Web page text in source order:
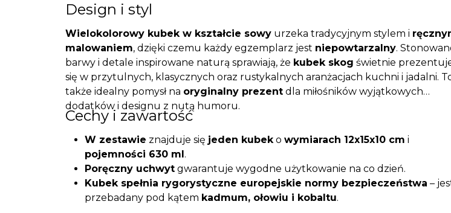
Design i styl
Wielokolorowy kubek w kształcie sowy urzeka tradycyjnym stylem i
malowaniem, dzięki czemu każdy egzemplarz jest niepowtarzalny.
barwy i detale inspirowane naturą sprawiają, że kubek skog świetnie
się w przytulnych, klasycznych oraz rustykalnych aranżacjach kuchni i jadalni.
także idealny pomysł na oryginalny prezent dla miłośników wyjątkowych
dodatków i designu z nutą humoru.
Cechy i zawartość
W zestawie znajduje się jeden kubeko wymiarach 12x15x10 cm i
pojemności 630 ml.
Poręczny uchwyt gwarantuje wygodne użytkowanie na co dzień.
Kubek spełnia rygorystyczne europejskie normy bezpieczeństwa –
przebadany pod kątem kadmum, ołowiu i kobaltu.